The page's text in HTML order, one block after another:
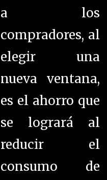
a los
compradores, al
elegir una
nueva ventana,
es el ahorro que
se logrará al
reducir el
consumo de